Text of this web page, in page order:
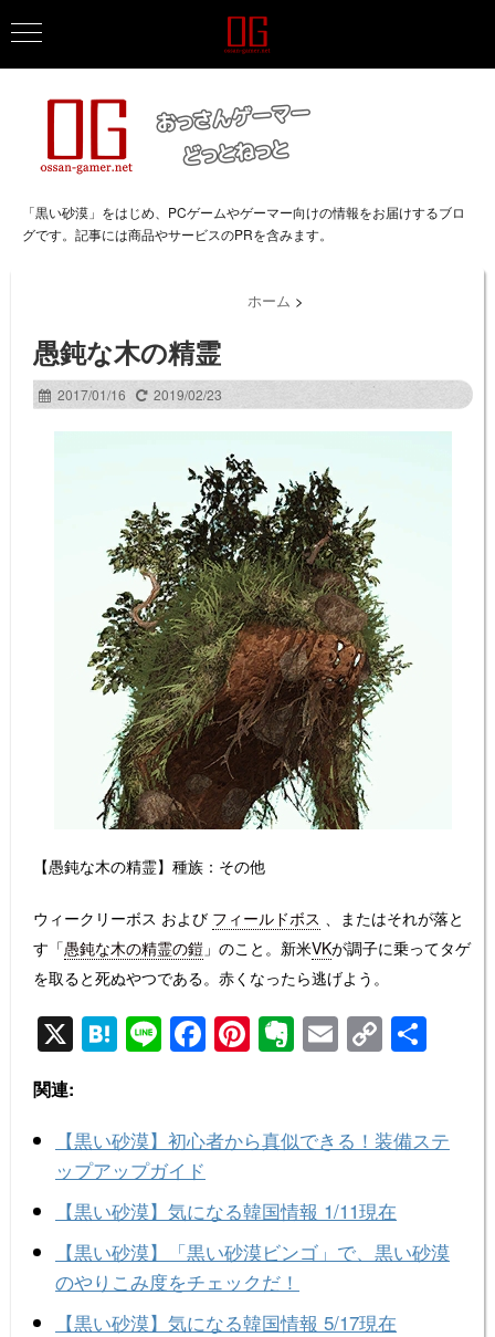
「黒い砂漠」をはじめ、PCゲームやゲーマー向けの情報をお届けするブロ
グです。記事には商品やサービスのPRを含みます。
ホーム >
愚鈍な木の精霊
2017/01/16 2019/02/23
【愚鈍な木の精霊】種族：その他
ウィークリーボス および フィールドボス 、またはそれが落と
す「愚鈍な木の精霊の鎧 」のこと。新米VKが調子に乗ってタゲ
を取ると死ぬやつである。赤くなったら逃げよう。
X H
at
n
a
Li
n
F
a
e
o
o
k
Pi
nt
e
E
v
n
e
E
m
C
o
y
n
k
関連:
【黒い砂漠】初心者から真似できる！装備ステ
ップアップガイド
【黒い砂漠】気になる韓国情報 1/11現在
【黒い砂漠】「黒い砂漠ビンゴ」で、黒い砂漠
のやりこみ度をチェックだ！
【黒い砂漠】気になる韓国情報 5/17現在